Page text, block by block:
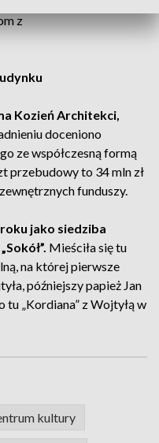
z
Kozień Architekci,
doceniono
ze współczesną formą
przebudowy to 34 mln zł
funduszy.
jako siedziba
Mieściła się tu
na której pierwsze
późniejszy papież Jan
tu „Kordiana” z Wojtyłą w
kultury